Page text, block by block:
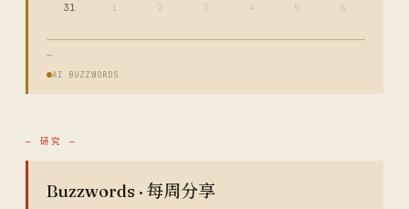
31 1 2 3 4 5 6
—
AI BUZZWORDS
— 研究 —
Buzzwords · 每周分享